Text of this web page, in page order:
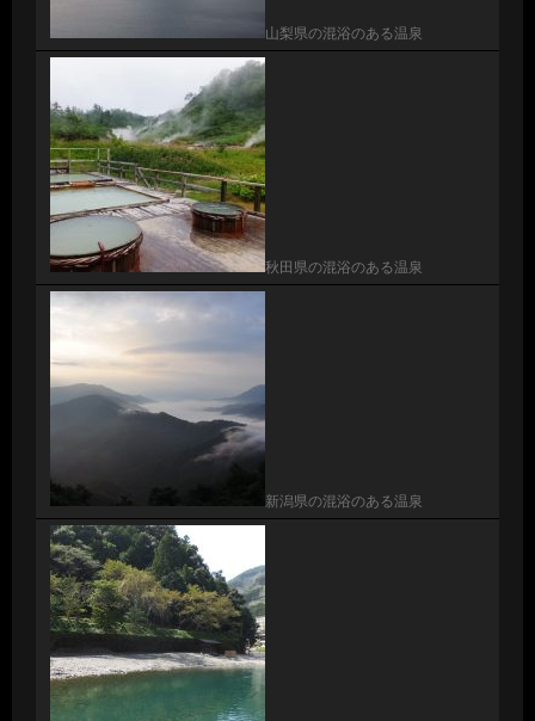
山梨県の混浴のある温泉
秋田県の混浴のある温泉
新潟県の混浴のある温泉